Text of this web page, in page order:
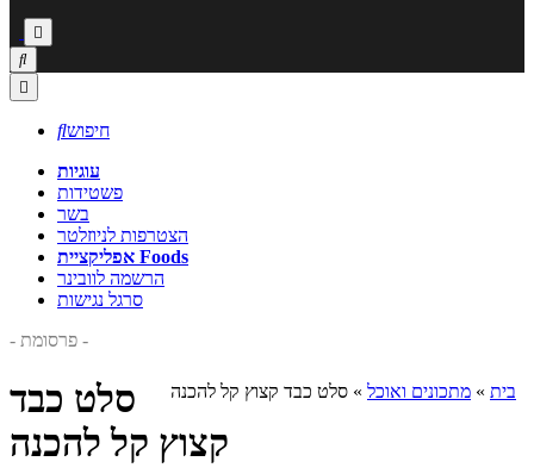



חיפוש
עוגיות
פשטידות
בשר
הצטרפות לניוזלטר
אפליקציית Foods
הרשמה לוובינר
סרגל נגישות
- פרסומת -
בית » מתכונים ואוכל » סלט כבד קצוץ קל להכנה
סלט כבד
קצוץ קל להכנה